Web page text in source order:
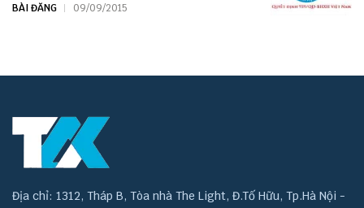
BÀI ĐĂNG 09/09/2015
Địa chỉ: 1312, Tháp B, Tòa nhà The Light, Đ.Tố Hữu, Tp.Hà Nội -